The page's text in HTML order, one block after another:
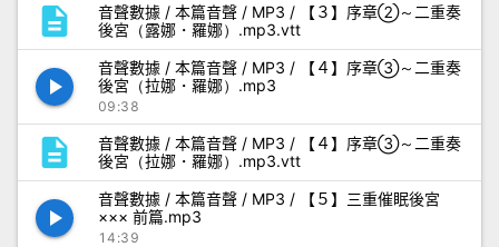
description
音聲數據 / 本篇音聲 / MP3 / 【３】序章②～二重奏
後宮（露娜・羅娜）.mp3.vtt
play_arrow
音聲數據 / 本篇音聲 / MP3 / 【４】序章③～二重奏
後宮（拉娜・羅娜）.mp3
09:38
description
音聲數據 / 本篇音聲 / MP3 / 【４】序章③～二重奏
後宮（拉娜・羅娜）.mp3.vtt
play_arrow
音聲數據 / 本篇音聲 / MP3 / 【５】三重催眠後宮
××× 前篇.mp3
14:39